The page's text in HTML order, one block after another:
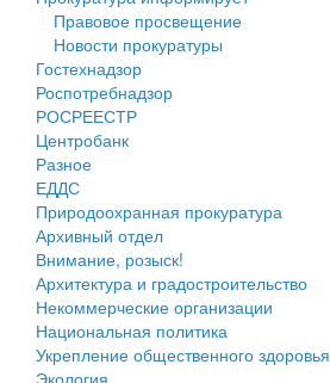
Проекты планировки территории
Собрание депутатов
Городское поселение
Сельские поселения
Правовое просвещение
Новости прокуратуры
Гостехнадзор
Роспотребнадзор
РОСРЕЕСТР
Центробанк
Разное
ЕДДС
Природоохранная прокуратура
Архивный отдел
Внимание, розыск!
Архитектура и градостроительство
Некоммерческие организации
Национальная политика
Укрепление общественного здоровья
Экология